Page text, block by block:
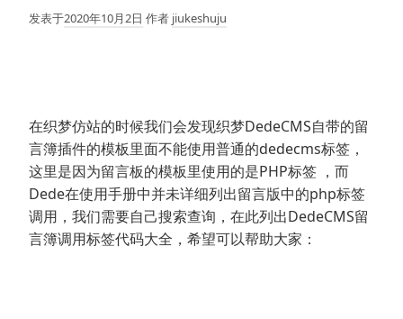
发表于2020年10月2日 作者 jiukeshuju
在织梦仿站的时候我们会发现织梦DedeCMS自带的留
言簿插件的模板里面不能使用普通的dedecms标签，
这里是因为留言板的模板里使用的是PHP标签 ，而
Dede在使用手册中并未详细列出留言版中的php标签
调用，我们需要自己搜索查询，在此列出DedeCMS留
言簿调用标签代码大全，希望可以帮助大家：